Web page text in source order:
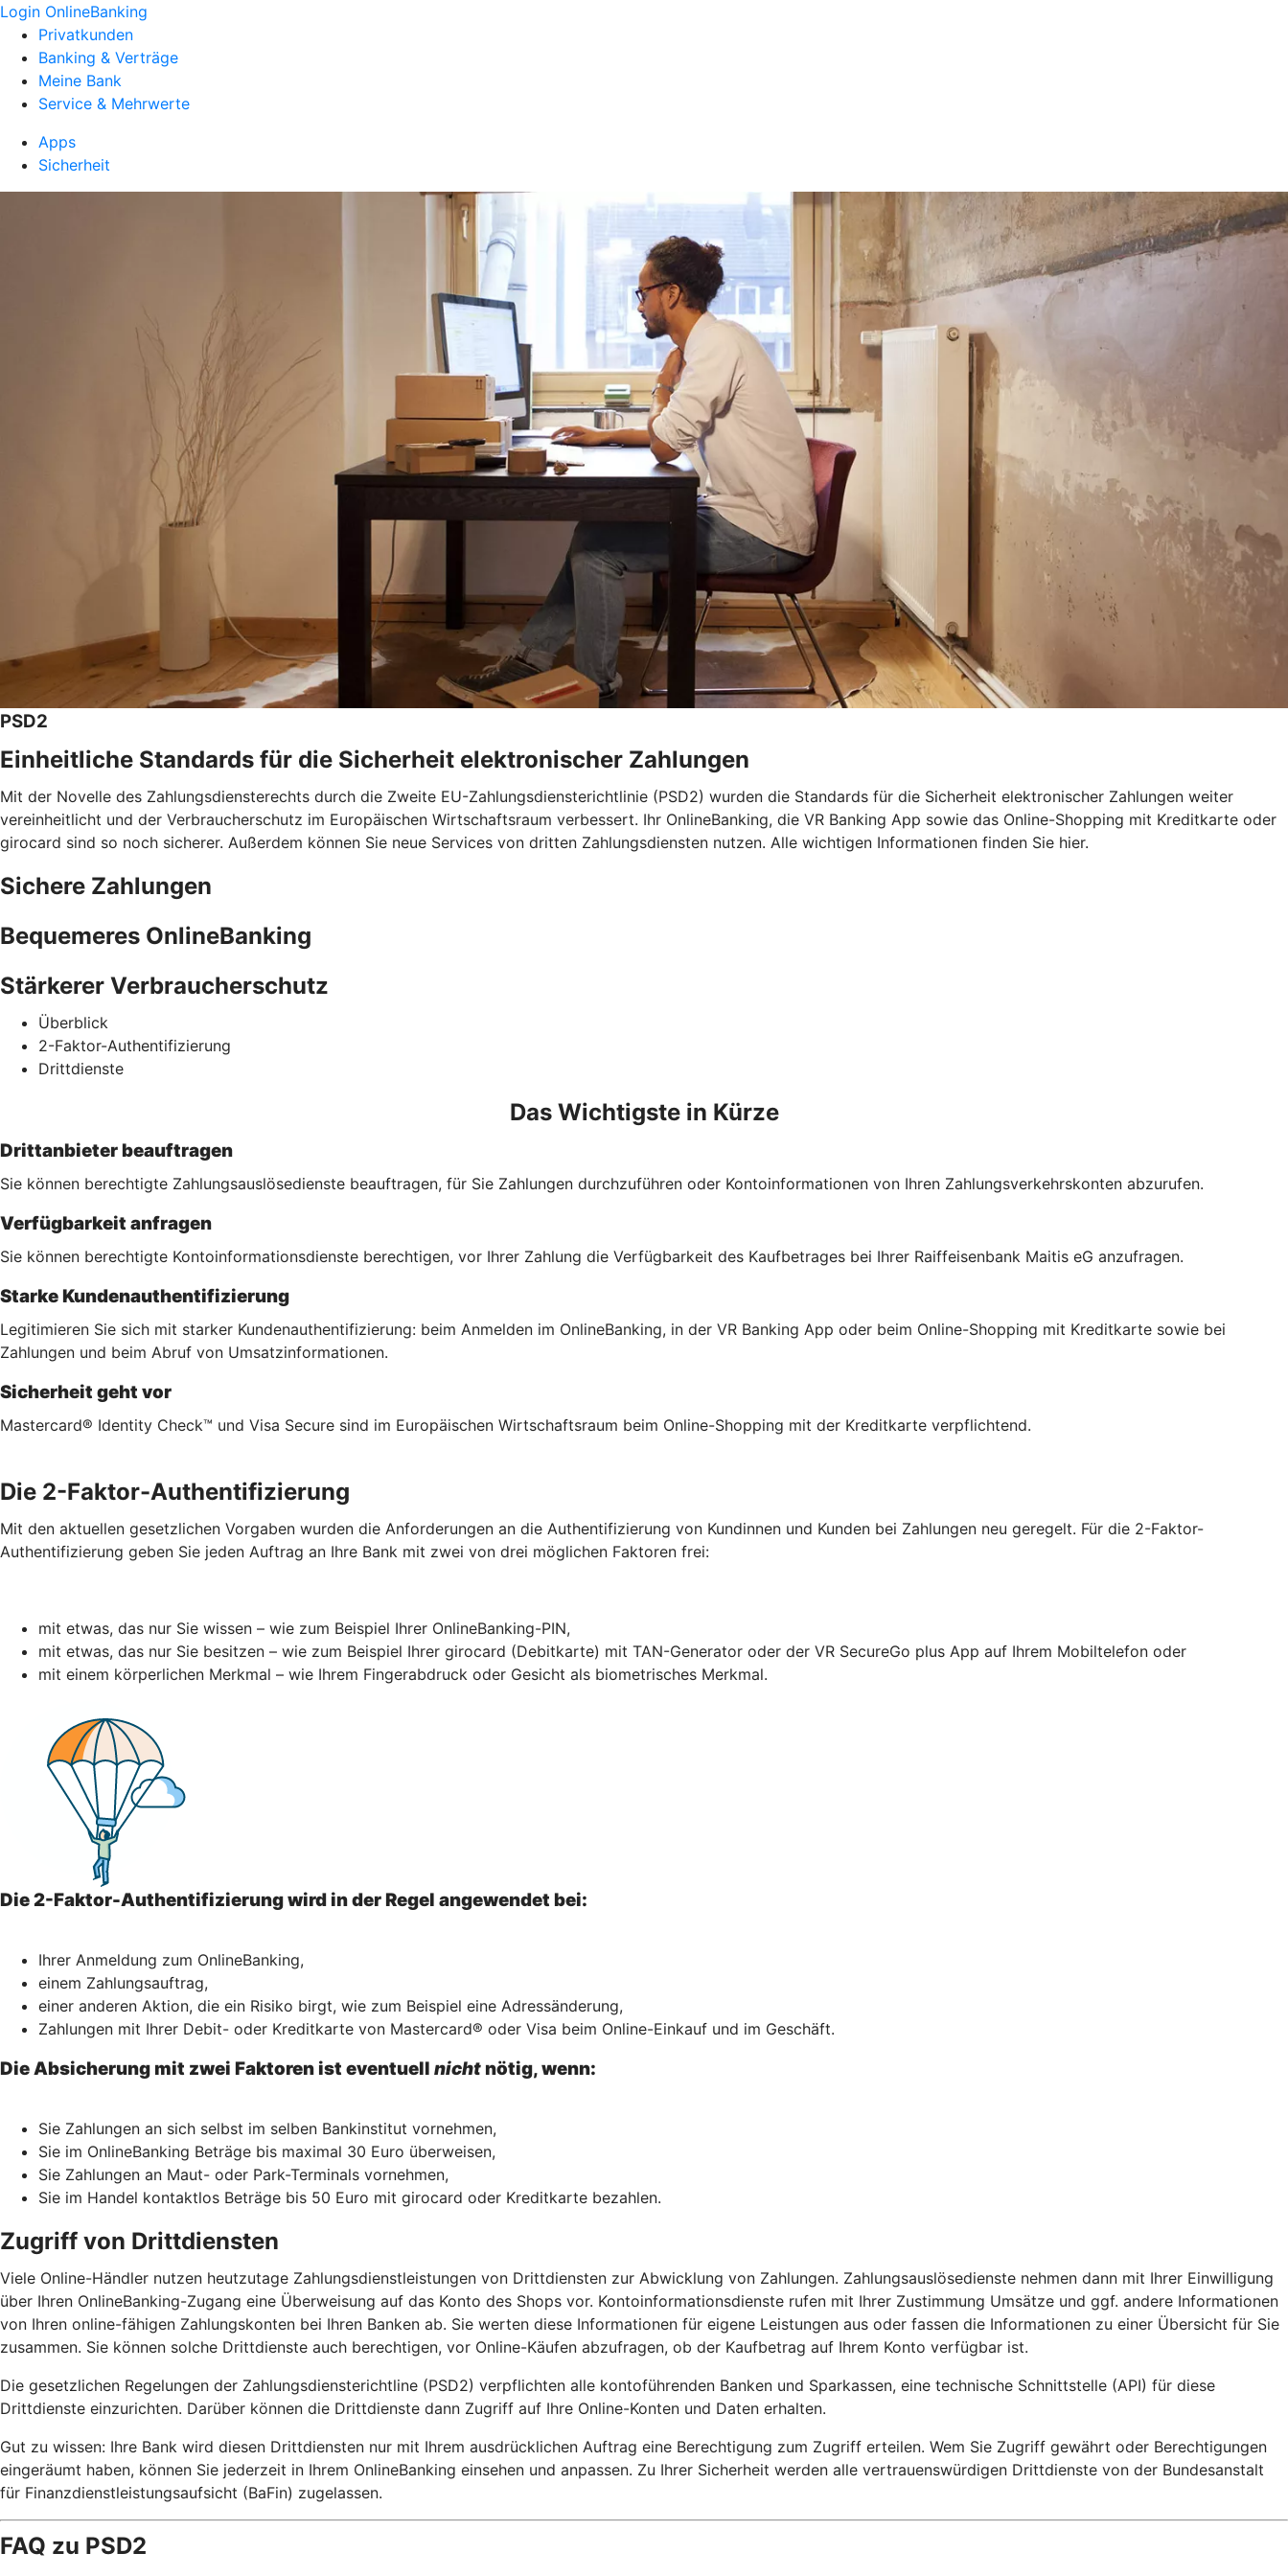
Login OnlineBanking
Privatkunden
Banking & Verträge
Meine Bank
Service & Mehrwerte
Apps
Sicherheit
PSD2
Einheitliche Standards für die Sicherheit elektronischer Zahlungen
Mit der Novelle des Zahlungsdiensterechts durch die Zweite EU-Zahlungsdiensterichtlinie (PSD2) wurden die Standards für die Sicherheit elektronischer Zahlungen weiter
vereinheitlicht und der Verbraucherschutz im Europäischen Wirtschaftsraum verbessert. Ihr OnlineBanking, die VR Banking App sowie das Online-Shopping mit Kreditkarte oder
girocard sind so noch sicherer. Außerdem können Sie neue Services von dritten Zahlungsdiensten nutzen. Alle wichtigen Informationen finden Sie hier.
Sichere Zahlungen
Bequemeres OnlineBanking
Stärkerer Verbraucherschutz
Überblick
2-Faktor-Authentifizierung
Drittdienste
Das Wichtigste in Kürze
Drittanbieter beauftragen
Sie können berechtigte Zahlungsauslösedienste beauftragen, für Sie Zahlungen durchzuführen oder Kontoinformationen von Ihren Zahlungsverkehrskonten abzurufen.
Verfügbarkeit anfragen
Sie können berechtigte Kontoinformationsdienste berechtigen, vor Ihrer Zahlung die Verfügbarkeit des Kaufbetrages bei Ihrer Raiffeisenbank Maitis eG anzufragen.
Starke Kundenauthentifizierung
Legitimieren Sie sich mit starker Kundenauthentifizierung: beim Anmelden im OnlineBanking, in der VR Banking App oder beim Online-Shopping mit Kreditkarte sowie bei
Zahlungen und beim Abruf von Umsatzinformationen.
Sicherheit geht vor
Mastercard® Identity Check™ und Visa Secure sind im Europäischen Wirtschaftsraum beim Online-Shopping mit der Kreditkarte verpflichtend.
Die 2-Faktor-Authentifizierung
Mit den aktuellen gesetzlichen Vorgaben wurden die Anforderungen an die Authentifizierung von Kundinnen und Kunden bei Zahlungen neu geregelt. Für die 2-Faktor-
Authentifizierung geben Sie jeden Auftrag an Ihre Bank mit zwei von drei möglichen Faktoren frei:
mit etwas, das nur Sie wissen – wie zum Beispiel Ihrer OnlineBanking-PIN,
mit etwas, das nur Sie besitzen – wie zum Beispiel Ihrer girocard (Debitkarte) mit TAN-Generator oder der VR SecureGo plus App auf Ihrem Mobiltelefon oder
mit einem körperlichen Merkmal – wie Ihrem Fingerabdruck oder Gesicht als biometrisches Merkmal.
Die 2-Faktor-Authentifizierung wird in der Regel angewendet bei:
Ihrer Anmeldung zum OnlineBanking,
einem Zahlungsauftrag,
einer anderen Aktion, die ein Risiko birgt, wie zum Beispiel eine Adressänderung,
Zahlungen mit Ihrer Debit- oder Kreditkarte von Mastercard® oder Visa beim Online-Einkauf und im Geschäft.
Die Absicherung mit zwei Faktoren ist eventuell nicht nötig, wenn:
Sie Zahlungen an sich selbst im selben Bankinstitut vornehmen,
Sie im OnlineBanking Beträge bis maximal 30 Euro überweisen,
Sie Zahlungen an Maut- oder Park-Terminals vornehmen,
Sie im Handel kontaktlos Beträge bis 50 Euro mit girocard oder Kreditkarte bezahlen.
Zugriff von Drittdiensten
Viele Online-Händler nutzen heutzutage Zahlungsdienstleistungen von Drittdiensten zur Abwicklung von Zahlungen. Zahlungsauslösedienste nehmen dann mit Ihrer Einwilligung
über Ihren OnlineBanking-Zugang eine Überweisung auf das Konto des Shops vor. Kontoinformationsdienste rufen mit Ihrer Zustimmung Umsätze und ggf. andere Informationen
von Ihren online-fähigen Zahlungskonten bei Ihren Banken ab. Sie werten diese Informationen für eigene Leistungen aus oder fassen die Informationen zu einer Übersicht für Sie
zusammen. Sie können solche Drittdienste auch berechtigen, vor Online-Käufen abzufragen, ob der Kaufbetrag auf Ihrem Konto verfügbar ist.
Die gesetzlichen Regelungen der Zahlungsdiensterichtline (PSD2) verpflichten alle kontoführenden Banken und Sparkassen, eine technische Schnittstelle (API) für diese
Drittdienste einzurichten. Darüber können die Drittdienste dann Zugriff auf Ihre Online-Konten und Daten erhalten.
Gut zu wissen: Ihre Bank wird diesen Drittdiensten nur mit Ihrem ausdrücklichen Auftrag eine Berechtigung zum Zugriff erteilen. Wem Sie Zugriff gewährt oder Berechtigungen
eingeräumt haben, können Sie jederzeit in Ihrem OnlineBanking einsehen und anpassen. Zu Ihrer Sicherheit werden alle vertrauenswürdigen Drittdienste von der Bundesanstalt
für Finanzdienstleistungsaufsicht (BaFin) zugelassen.
FAQ zu PSD2